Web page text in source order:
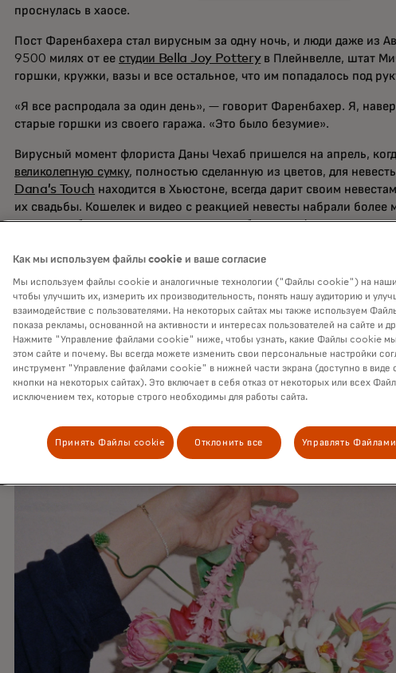
проснулась в хаосе.
Пост Фаренбахера стал вирусным за одну ночь, и люди даже из
9500 милях от ее студии Bella Joy Potteryв Плейнвелле, штат
горшки, кружки, вазы и все остальное, что им попадалось под
«Я все распродала за один день», — говорит Фаренбахер. Я,
старые горшки из своего гаража. «Это было безумие».
Вирусный момент флориста Даны Чехаб пришелся на апрель,
великолепную сумку, полностью сделанную из цветов, для
Dana’s Touch находится в Хьюстоне, всегда дарит своим
их свадьбы. Кошелек и видео с реакцией невесты набрали более
затем еще больше после того, как свадебная платформа
Как мы используем файлы cookie и ваше согласие
Мы используем файлы cookie и аналогичные технологии ("Файлы cookie") на
чтобы улучшить их, измерить их производительность, понять нашу аудиторию и
взаимодействие с пользователями. На некоторых сайтах мы также используем
показа рекламы, основанной на активности и интересах пользователей на сайте и
Нажмите "Управление файлами cookie" ниже, чтобы узнать, какие Файлы cookie
этом сайте и почему. Вы всегда можете изменить свои персональные настройки
инструмент "Управление файлами cookie" в нижней части экрана (доступно в виде
кнопки на некоторых сайтах). Это включает в себя отказ от некоторых или всех
исключением тех, которые строго необходимы для работы сайта.
Принять Файлы cookie Отклонить все Управлять